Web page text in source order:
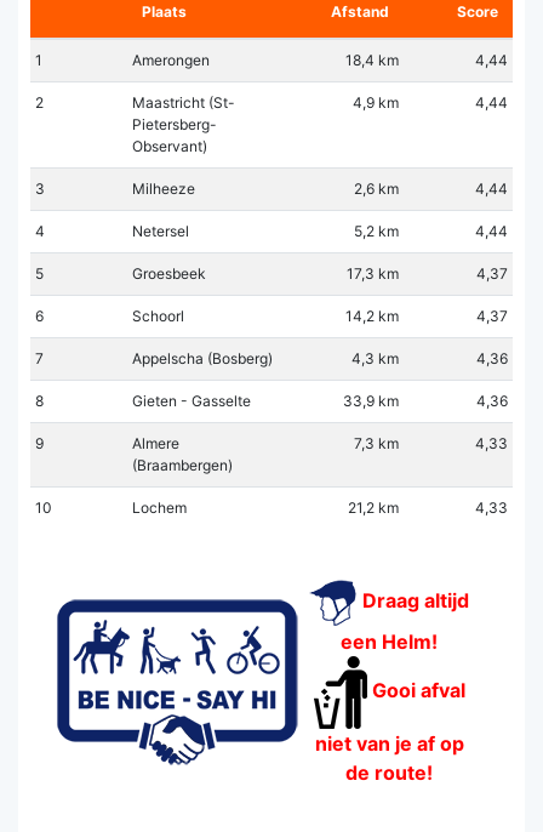
Plaats Afstand Score
1 Amerongen 18,4 km 4,44
2
Maastricht (St-
Pietersberg-
Observant)
4,9 km 4,44
3 Milheeze 2,6 km 4,44
4 Netersel 5,2 km 4,44
5 Groesbeek 17,3 km 4,37
6 Schoorl 14,2 km 4,37
7 Appelscha (Bosberg) 4,3 km 4,36
8 Gieten - Gasselte 33,9 km 4,36
9
Almere
(Braambergen)
7,3 km 4,33
10 Lochem 21,2 km 4,33
Draag altijd
een Helm!
Gooi afval
niet van je af op
de route!